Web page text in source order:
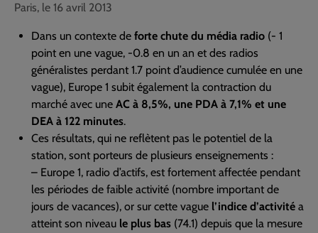
Paris, le 16 avril 2013
Dans un contexte de forte chute du média radio (- 1
point en une vague, -0.8 en un an et des radios
généralistes perdant 1.7 point d’audience cumulée en une
vague), Europe 1 subit également la contraction du
marché avec une AC à 8,5%, une PDA à 7,1% et une
DEA à 122 minutes.
Ces résultats, qui ne reflètent pas le potentiel de la
station, sont porteurs de plusieurs enseignements :
– Europe 1, radio d’actifs, est fortement affectée pendant
les périodes de faible activité (nombre important de
jours de vacances), or sur cette vague l’indice d’activité a
atteint son niveau le plus bas (74.1) depuis que la mesure